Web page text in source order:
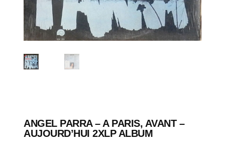
ANGEL PARRA – A PARIS, AVANT –
AUJOURD’HUI 2XLP ALBUM